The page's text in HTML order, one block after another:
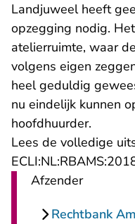
Landjuweel heeft
opzegging nodig.
atelierruimte, waar
volgens eigen
heel geduldig
nu eindelijk kunnen
hoofdhuurder.
Lees de volledige
Afzender
Rechtbank